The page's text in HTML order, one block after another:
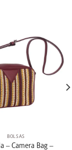
BOLSAS
– Camera Bag –